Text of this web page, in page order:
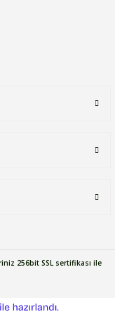
256bit SSL sertifikası ile
e-